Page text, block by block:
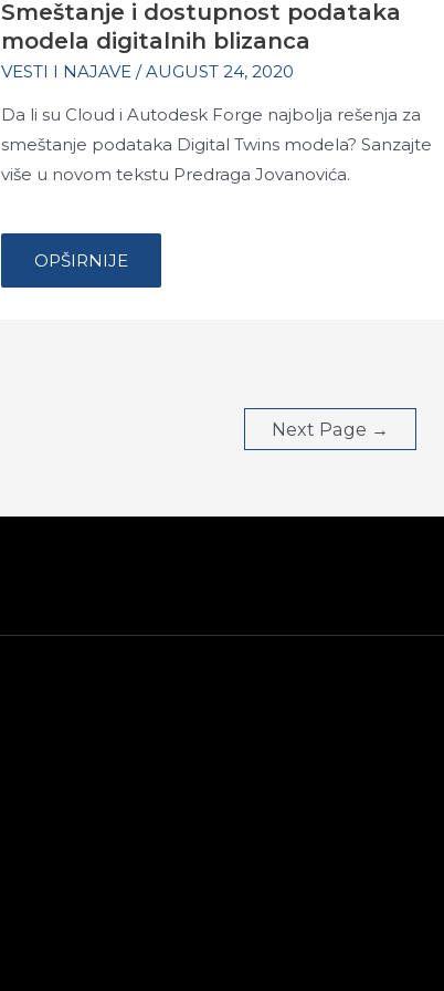
Smeštanje i dostupnost podataka
modela digitalnih blizanca
VESTI I NAJAVE /AUGUST 24, 2020
Da li su Cloud i Autodesk Forge najbolja rešenja za
smeštanje podataka Digital Twins modela? Sanzajte
više u novom tekstu Predraga Jovanovića.
…
SMEŠTANJE
I
DOSTUPNOST
OPŠIRNIJE
Next Page →